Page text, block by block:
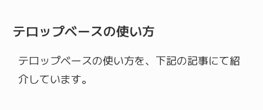
テロップベースの使い方
テロップベースの使い方を、下記の記事にて紹
介しています。